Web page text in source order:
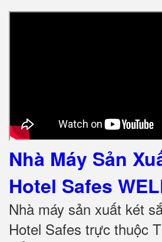
Nhà Máy Sản
Hotel Safes
Nhà máy sản xuất két
Hotel Safes trực thuộc